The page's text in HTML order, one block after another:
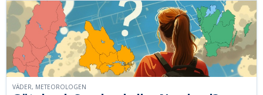
VÄDER, METEOROLOGEN